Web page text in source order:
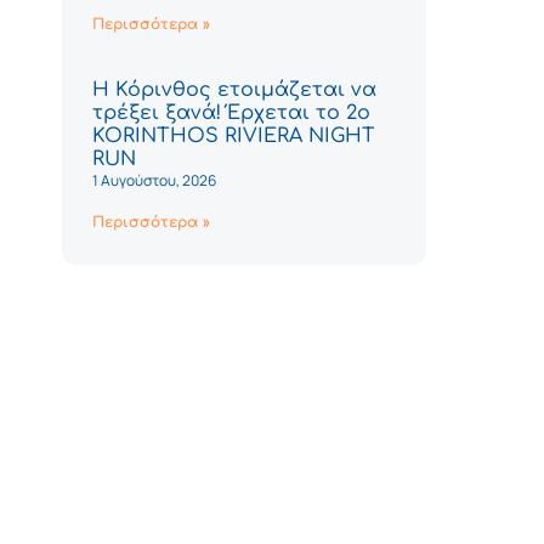
Περισσότερα »
Η Κόρινθος ετοιμάζεται να
τρέξει ξανά! Έρχεται το 2ο
KORINTHOS RIVIERA NIGHT
RUN
1 Αυγούστου, 2026
Περισσότερα »